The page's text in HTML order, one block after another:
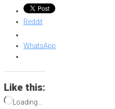
Reddit
WhatsApp
Like this:
Loading…